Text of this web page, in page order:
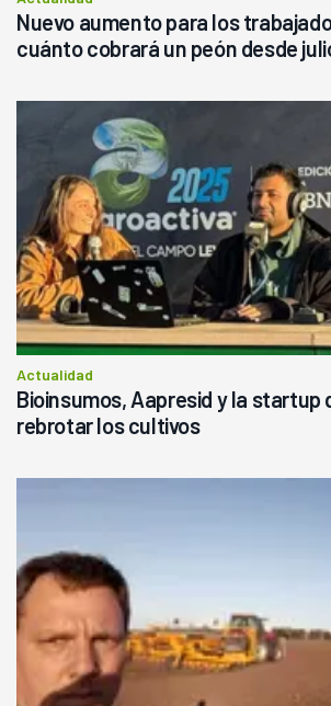
Nuevo aumento para los
cuánto cobrará un peón desde
Actualidad
Bioinsumos, Aapresid y la startup
rebrotar los cultivos